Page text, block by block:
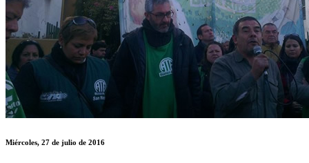
Miércoles, 27 de julio de 2016